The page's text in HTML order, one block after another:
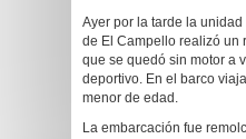
Ayer por la tarde la
de El Campello realizó un
que se quedó sin motor a
deportivo. En el barco
menor de edad.
La embarcación fue